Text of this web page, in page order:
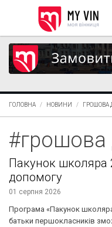
ГОЛОВНА НОВИНИ ГРОШОВА
#грошова
Пакунок школяра
допомогу
01 серпня 2026
Програма «Пакунок
батьки першокласників